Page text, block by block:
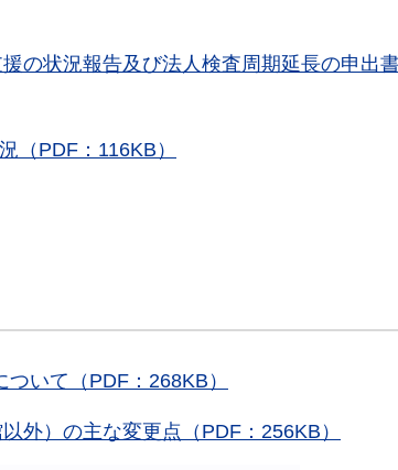
の状況報告及び法人検査周期延長の申出書
（PDF：116KB）
いて（PDF：268KB）
外）の主な変更点（PDF：256KB）